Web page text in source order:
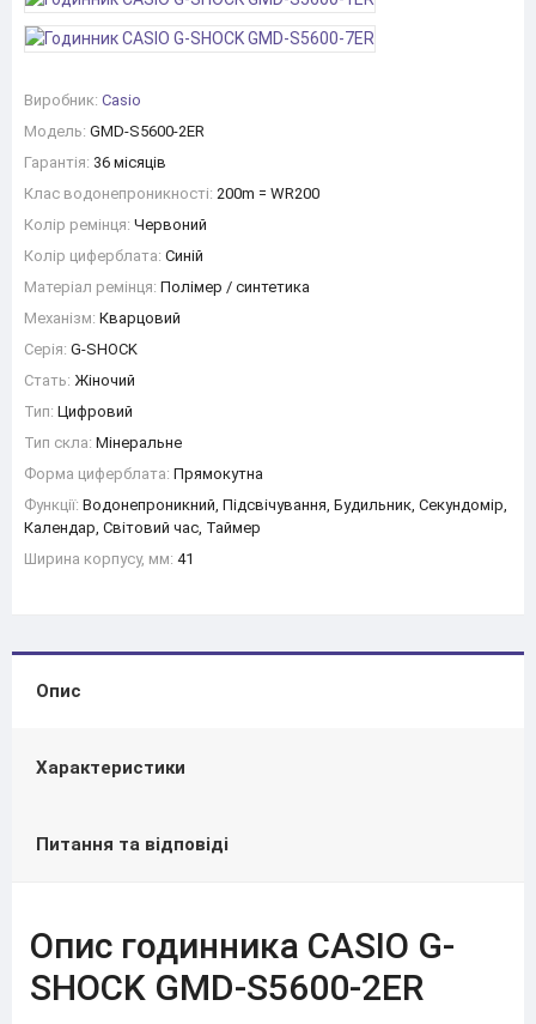
Виробник: Casio
Модель: GMD-S5600-2ER
Гарантія: 36 місяців
Клас водонепроникності: 200m = WR200
Колір ремінця: Червоний
Колір циферблата: Синій
Матеріал ремінця: Полімер / синтетика
Механізм: Кварцовий
Серія: G-SHOCK
Стать: Жіночий
Тип: Цифровий
Тип скла: Мінеральне
Форма циферблата: Прямокутна
Функції: Водонепроникний, Підсвічування, Будильник, Секундомір,
Календар, Світовий час, Таймер
Ширина корпусу, мм: 41
Опис
Характеристики
Питання та відповіді
Опис годинника CASIO G-
SHOCK GMD-S5600-2ER